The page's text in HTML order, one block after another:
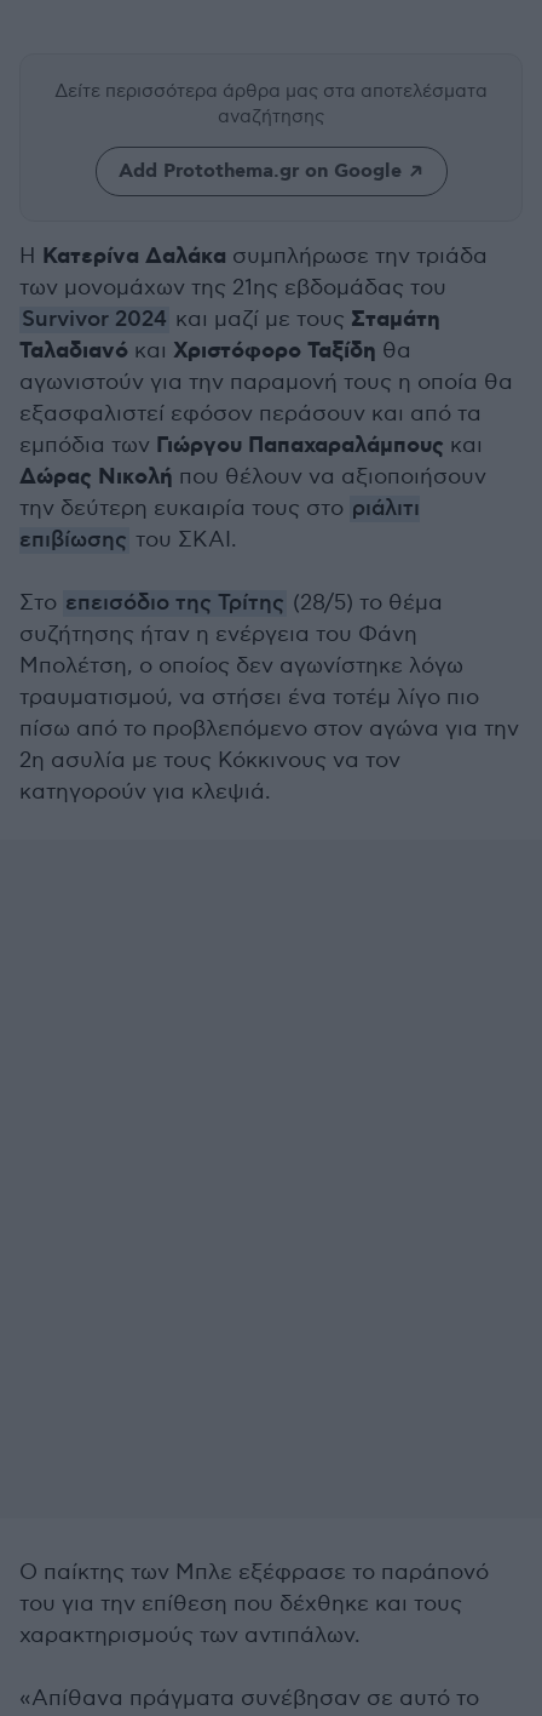
Δείτε περισσότερα άρθρα μας στα αποτελέσματα
αναζήτησης
Add Protothema.gr on Google
Η Κατερίνα Δαλάκα συμπλήρωσε την τριάδα
των μονομάχων της 21ης εβδομάδας του
Survivor 2024 και μαζί με τους Σταμάτη
Ταλαδιανό και Χριστόφορο Ταξίδη θα
αγωνιστούν για την παραμονή τους η οποία θα
εξασφαλιστεί εφόσον περάσουν και από τα
εμπόδια των Γιώργου Παπαχαραλάμπους και
Δώρας Νικολή που θέλουν να αξιοποιήσουν
την δεύτερη ευκαιρία τους στο ριάλιτι
επιβίωσης του ΣΚΑΙ.
Στο επεισόδιο της Τρίτης (28/5) το θέμα
συζήτησης ήταν η ενέργεια του Φάνη
Μπολέτση, ο οποίος δεν αγωνίστηκε λόγω
τραυματισμού, να στήσει ένα τοτέμ λίγο πιο
πίσω από το προβλεπόμενο στον αγώνα για την
2η ασυλία με τους Κόκκινους να τον
κατηγορούν για κλεψιά.
Ο παίκτης των Μπλε εξέφρασε το παράπονό
του για την επίθεση που δέχθηκε και τους
χαρακτηρισμούς των αντιπάλων.
«Απίθανα πράγματα συνέβησαν σε αυτό το